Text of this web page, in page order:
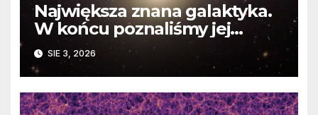
Największa znana galaktyka.
W końcu poznaliśmy jej
faktyczne wymiary
SIE 3, 2026